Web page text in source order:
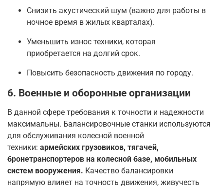
Снизить акустический шум (важно для работы в
ночное время в жилых кварталах).
Уменьшить износ техники, которая
приобретается на долгий срок.
Повысить безопасность движения по городу.
6. Военные и оборонные организации
В данной сфере требования к точности и надежности
максимальны. Балансировочные станки используются
для обслуживания колесной военной
техники: армейских грузовиков, тягачей,
бронетранспортеров на колесной базе, мобильных
систем вооружения. Качество балансировки
напрямую влияет на точность движения, живучесть